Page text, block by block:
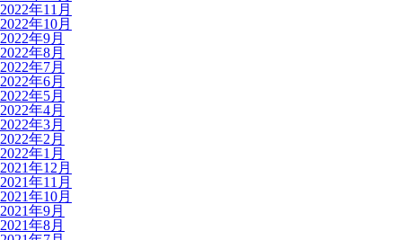
2022年11月
2022年10月
2022年9月
2022年8月
2022年7月
2022年6月
2022年5月
2022年4月
2022年3月
2022年2月
2022年1月
2021年12月
2021年11月
2021年10月
2021年9月
2021年8月